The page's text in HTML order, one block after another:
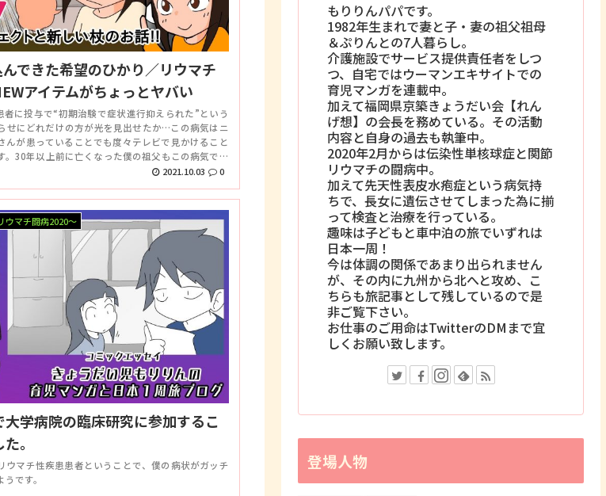
できた希望のひかり／リウマチ
アイテムがちょっとヤバい
者に投与で“初期治験で症状進行抑えられた”という
せにどれだけの方が光を見出せたか…この病気はニ
んが患っていることでも度々テレビで見かけること
。30年以上前に亡くなった僕の祖父もこの病気でし
だっけ？ウルトラマンエースに出演していた竜隊長
2021.10.03 0
ウマチ闘病2020～
学病院の臨床研究に参加するこ
。
ウマチ性疾患患者ということで、僕の病状がガッチ
です。
もりりんパパです。
1982年生まれで妻と子・妻の祖父祖母
＆ぷりんとの7人暮らし。
介護施設でサービス提供責任者をしつ
つ、自宅ではウーマンエキサイトでの
育児マンガを連載中。
加えて福岡県京築きょうだい会【れん
げ想】の会長を務めている。その活動
内容と自身の過去も執筆中。
2020年2月からは伝染性単核球症と関節
リウマチの闘病中。
加えて先天性表皮水疱症という病気持
ちで、長女に遺伝させてしまった為に揃
って検査と治療を行っている。
趣味は子どもと車中泊の旅でいずれは
日本一周！
今は体調の関係であまり出られません
が、その内に九州から北へと攻め、こ
ちらも旅記事として残しているので是
非ご覧下さい。
お仕事のご用命はTwitterのDMまで宜
しくお願い致します。
登場人物